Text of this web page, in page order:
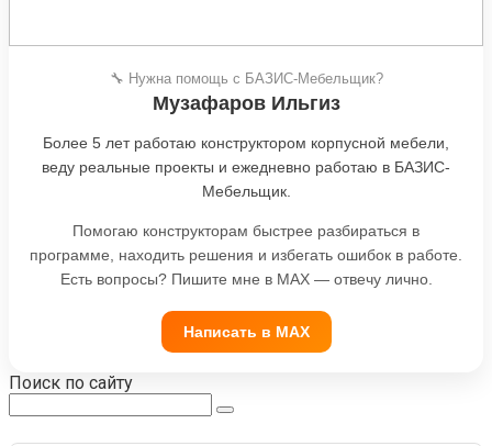
🔧 Нужна помощь с БАЗИС-Мебельщик?
Музафаров Ильгиз
Более 5 лет работаю конструктором корпусной мебели,
веду реальные проекты и ежедневно работаю в БАЗИС-
Мебельщик.
Помогаю конструкторам быстрее разбираться в
программе, находить решения и избегать ошибок в работе.
Есть вопросы? Пишите мне в MAX — отвечу лично.
Написать в MAX
Поиск по сайту